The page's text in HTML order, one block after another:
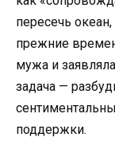
пересечь
прежние
мужа и
задача —
поддержки.